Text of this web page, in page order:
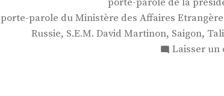
porte-parole de la
porte-parole du Ministère des Affaires
Russie, S.E.M. David Martinon, Saigon,
Laisser un